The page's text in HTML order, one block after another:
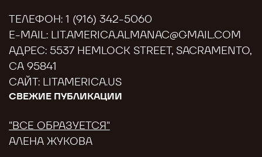
ТЕЛЕФОН: 1 (916) 342-5060
E-MAIL: LIT.AMERICA.ALMANAC@GMAIL.COM
АДРЕС: 5537 HEMLOCK STREET, SACRAMENTO,
CA 95841
САЙТ: LITAMERICA.US
СВЕЖИЕ ПУБЛИКАЦИИ
"ВСЕ ОБРАЗУЕТСЯ"
АЛЕНА ЖУКОВА